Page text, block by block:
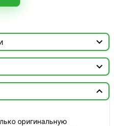


продукцию с

оригинальную